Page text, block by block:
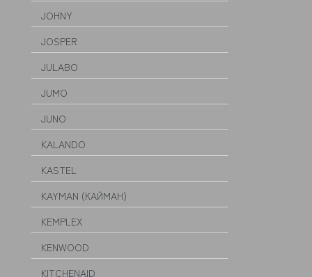
JOHNY
JOSPER
JULABO
JUMO
JUNO
KALANDO
KASTEL
KAYMAN (КАЙМАН)
KEMPLEX
KENWOOD
KITCHENAID